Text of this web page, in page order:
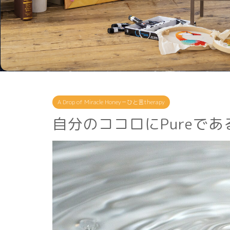
A Drop of Miracle Honey－ひと言therapy
自分のココロにPureであ